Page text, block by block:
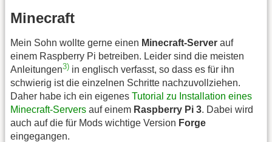
Minecraft
Mein Sohn wollte gerne einen Minecraft-Server auf
einem Raspberry Pi betreiben. Leider sind die meisten
Anleitungen3) in englisch verfasst, so dass es für ihn
schwierig ist die einzelnen Schritte nachzuvollziehen.
Daher habe ich ein eigenes Tutorial zu Installation eines
Minecraft-Servers auf einem Raspberry Pi 3. Dabei wird
auch auf die für Mods wichtige Version Forge
eingegangen.